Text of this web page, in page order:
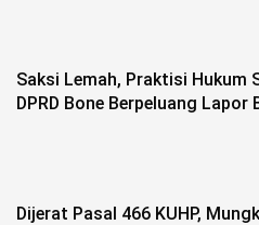
Saksi Lemah, Praktisi Hukum
DPRD Bone Berpeluang Lapor
Dijerat Pasal 466 KUHP,